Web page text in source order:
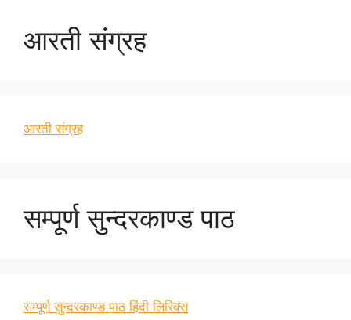
आरती संग्रह
आरती संग्रह
सम्पूर्ण सुन्दरकाण्ड पाठ
सम्पूर्ण सुन्दरकाण्ड पाठ हिंदी लिरिक्स